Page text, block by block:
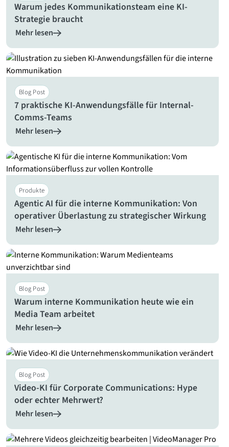
Warum jedes Kommunikationsteam eine KI-
Strategie braucht
Mehr lesen
Blog Post
7 praktische KI-Anwendungsfälle für Internal-
Comms-Teams
Mehr lesen
Produkte
Agentic AI für die interne Kommunikation: Von
operativer Überlastung zu strategischer Wirkung
Mehr lesen
Blog Post
Warum interne Kommunikation heute wie ein
Media Team arbeitet
Mehr lesen
Blog Post
Video-KI für Corporate Communications: Hype
oder echter Mehrwert?
Mehr lesen